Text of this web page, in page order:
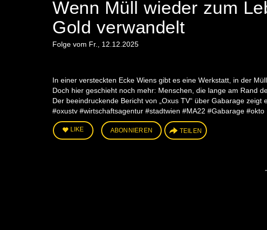
Wenn Müll wieder zum
Gold verwandelt
Folge vom Fr., 12.12.2025
In einer versteckten Ecke Wiens gibt es eine Werkstatt, in der
Doch hier geschieht noch mehr: Menschen, die lange am Rand
Der beeindruckende Bericht von „Oxus TV“ über Gabarage
#oxustv #wirtschaftsagentur #stadtwien #MA22 #Gabarage #okto
LIKE ABONNIEREN TEILEN